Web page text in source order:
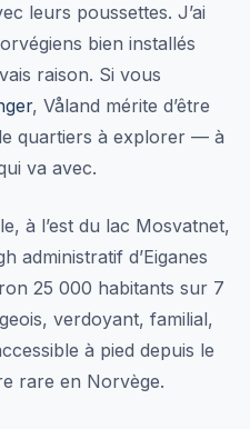
leurs poussettes. J’ai
bien installés
raison. Si vous
, Våland mérite d’être
quartiers à explorer — à
va avec.
à l’est du lac Mosvatnet,
administratif d’Eiganes
25 000 habitants sur 7
verdoyant, familial,
à pied depuis le
rare en Norvège.